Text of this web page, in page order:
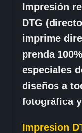
Impresión
DTG
imprime
prenda
especiales
diseños a
fotográfica
Impresion